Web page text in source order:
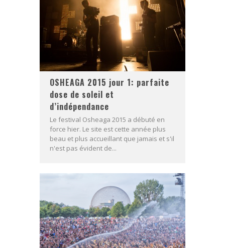
OSHEAGA 2015 jour 1: parfaite
dose de soleil et
d’indépendance
Le festival Osheaga 2015 a débuté en
force hier. Le site est cette année plus
beau et plus accueillant que jamais et s'il
n'est pas évident de...